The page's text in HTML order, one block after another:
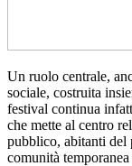
Un ruolo centrale,
sociale, costruita
festival continua
che mette al centro
pubblico, abitanti del
comunità